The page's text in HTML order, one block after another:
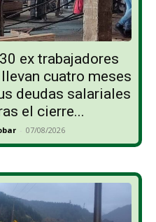
ex trabajadores
cuatro meses
deudas salariales
el cierre...
- 07/08/2026